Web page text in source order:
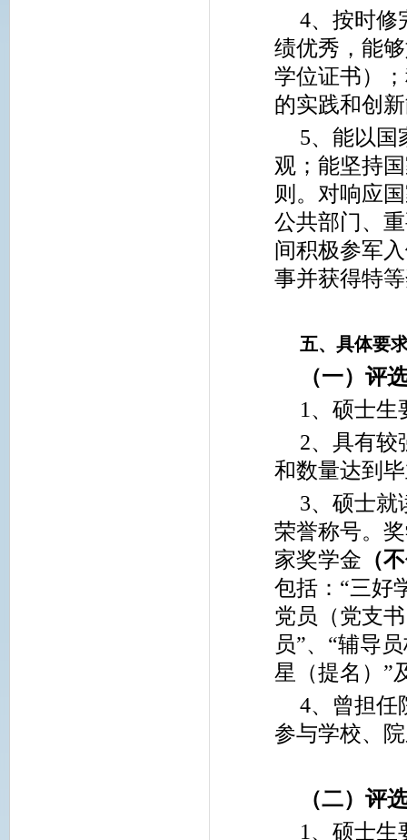
4、按时修
绩优秀，能
学位证书）
的实践和创
5、能以国
观；能坚持
则。对响应
公共部门、
间积极参军
事并获得特
五、具体要
（一）评
1 、硕士生
2、具有较
和数量达到
3、硕士就
荣誉称号。
家奖学金 （
包括：“三好
党员（党支
员”、“辅导
星（提名）”
4、曾担任
参与学校、
（二）评
1 、硕士生